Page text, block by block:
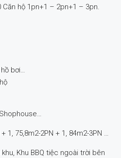
Căn hộ 1pn+1 – 2pn+1 – 3pn.
bơi…
1, 75,8m2-2PN + 1, 84m2-3PN …
Khu BBQ tiệc ngoài trời bên